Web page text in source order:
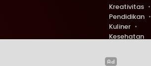
Kreativitas
Pendidikan
Kuliner
Kesehatan